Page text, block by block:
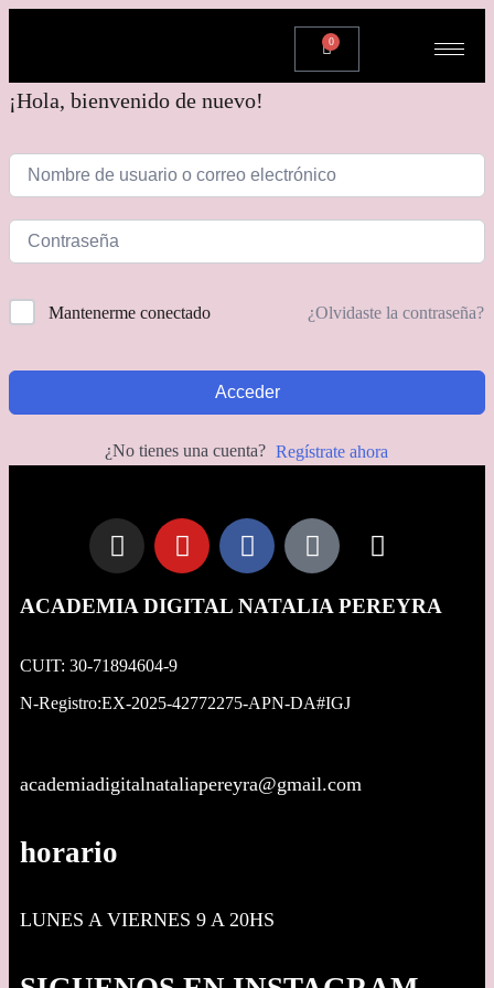
0
¡Hola, bienvenido de nuevo!
Mantenerme conectado ¿Olvidaste la contraseña?
Acceder
¿No tienes una cuenta? Regístrate ahora
ACADEMIA DIGITAL NATALIA PEREYRA
CUIT: 30-71894604-9
N-Registro:EX-2025-42772275-APN-DA#IGJ
academiadigitalnataliapereyra@gmail.com
horario
LUNES A VIERNES 9 A 20HS